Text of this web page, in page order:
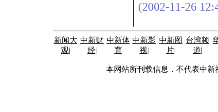
(2002-11-26
新闻大
观|
中新财
经|
中新体
育
中新影
视|
中新图
片|
台湾频
道|
本网站所刊载信息，不代表中